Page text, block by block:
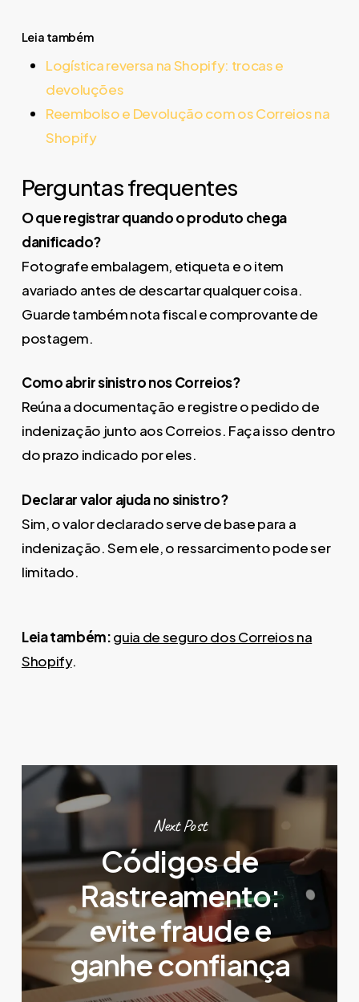
Leia também
Logística reversa na Shopify: trocas e
devoluções
Reembolso e Devolução com os Correios na
Shopify
Perguntas frequentes
O que registrar quando o produto chega
danificado?
Fotografe embalagem, etiqueta e o item
avariado antes de descartar qualquer coisa.
Guarde também nota fiscal e comprovante de
postagem.
Como abrir sinistro nos Correios?
Reúna a documentação e registre o pedido de
indenização junto aos Correios. Faça isso dentro
do prazo indicado por eles.
Declarar valor ajuda no sinistro?
Sim, o valor declarado serve de base para a
indenização. Sem ele, o ressarcimento pode ser
limitado.
Leia também:guia de seguro dos Correios na
Shopify.
Next Post
Códigos de
Rastreamento:
evite fraude e
ganhe confiança